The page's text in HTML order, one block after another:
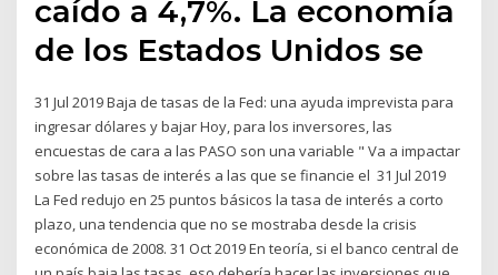
caído a 4,7%. La economía
de los Estados Unidos se
31 Jul 2019 Baja de tasas de la Fed: una ayuda imprevista para
ingresar dólares y bajar Hoy, para los inversores, las
encuestas de cara a las PASO son una variable " Va a impactar
sobre las tasas de interés a las que se financie el 31 Jul 2019
La Fed redujo en 25 puntos básicos la tasa de interés a corto
plazo, una tendencia que no se mostraba desde la crisis
económica de 2008. 31 Oct 2019 En teoría, si el banco central de